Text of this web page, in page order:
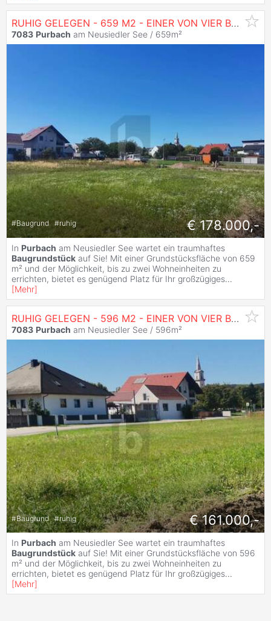
RUHIG GELEGEN - 659 M2 - EINER VON VIER BAUPLÄTZEN
7083 Purbach am Neusiedler See / 659m²
#Baugrund #ruhig € 178.000,-
In Purbach am Neusiedler See wartet ein traumhaftes
Baugrundstück auf Sie! Mit einer Grundstücksfläche von 659
m² und der Möglichkeit, bis zu zwei Wohneinheiten zu
errichten, bietet es genügend Platz für Ihr großzügiges...
[Mehr]
RUHIG GELEGEN - 596 M2 - EINER VON VIER BAUPLÄTZEN
7083 Purbach am Neusiedler See / 596m²
#Baugrund #ruhig € 161.000,-
In Purbach am Neusiedler See wartet ein traumhaftes
Baugrundstück auf Sie! Mit einer Grundstücksfläche von 596
m² und der Möglichkeit, bis zu zwei Wohneinheiten zu
errichten, bietet es genügend Platz für Ihr großzügiges...
[Mehr]